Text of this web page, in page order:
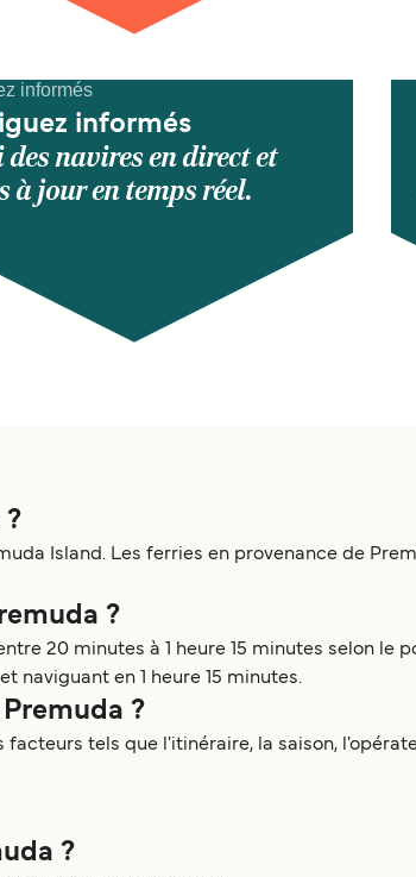
informés
des navires en direct et
à jour en temps réel.
?
Island. Les ferries en provenance de
?
20 minutes à 1 heure 15 minutes selon le
naviguant en 1 heure 15 minutes.
?
tels que l'itinéraire, la saison,
?